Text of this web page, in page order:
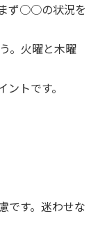
まず○○の状況を
。火曜と木曜
トです。
です。迷わせな